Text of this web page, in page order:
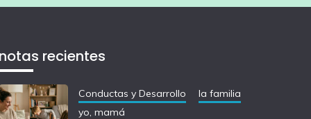
recientes
Conductas y Desarrollo
la familia
yo, mamá